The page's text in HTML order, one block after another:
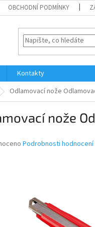
OBCHODNÍ PODMÍNKY
Kontakty
Odlamovací nože
nože
Podrobnosti hodnocení